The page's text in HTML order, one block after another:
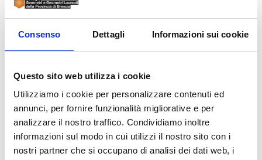
Consenso Dettagli Informazioni sui cookie
Questo sito web utilizza i cookie
Utilizziamo i cookie per personalizzare contenuti ed
annunci, per fornire funzionalità migliorative e per
analizzare il nostro traffico. Condividiamo inoltre
informazioni sul modo in cui utilizzi il nostro sito con i
nostri partner che si occupano di analisi dei dati web, i
PERSONALE UFFICIO
Inserito da RANGHETTI ART PROGET
SRL
Proget Srl amplia il proprio organico e
ricerca una persona da inserire in ufficio.
Per conoscere tutti i dettagli della …